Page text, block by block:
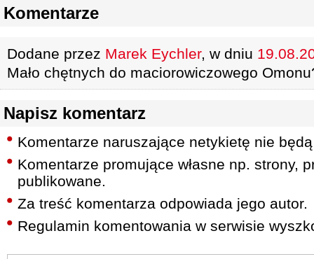
Komentarze
Dodane przez Marek Eychler, w dniu
Mało chętnych do maciorowiczowego
Napisz komentarz
Komentarze naruszające netykietę nie
Komentarze promujące własne np. strony,
publikowane.
Za treść komentarza odpowiada jego autor.
Regulamin komentowania w serwisie